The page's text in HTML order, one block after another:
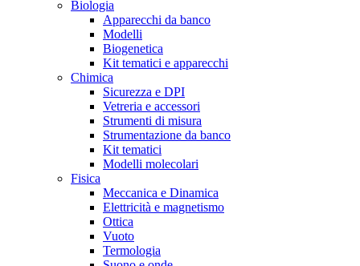
Biologia
Apparecchi da banco
Modelli
Biogenetica
Kit tematici e apparecchi
Chimica
Sicurezza e DPI
Vetreria e accessori
Strumenti di misura
Strumentazione da banco
Kit tematici
Modelli molecolari
Fisica
Meccanica e Dinamica
Elettricità e magnetismo
Ottica
Vuoto
Termologia